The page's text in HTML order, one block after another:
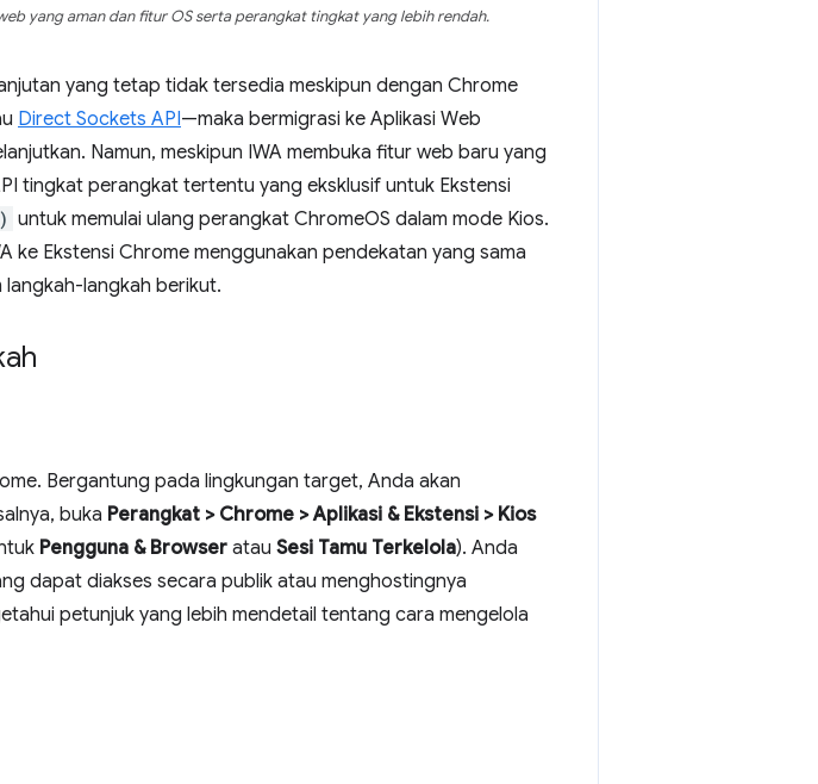
yang aman dan fitur OS serta perangkat tingkat yang lebih rendah.
yang tetap tidak tersedia meskipun dengan Chrome
Direct Sockets API—maka bermigrasi ke Aplikasi Web
Namun, meskipun IWA membuka fitur web baru yang
tingkat perangkat tertentu yang eksklusif untuk Ekstensi
untuk memulai ulang perangkat ChromeOS dalam mode Kios.
ke Ekstensi Chrome menggunakan pendekatan yang sama
langkah-langkah berikut.
Bergantung pada lingkungan target, Anda akan
buka Perangkat > Chrome > Aplikasi & Ekstensi > Kios
Pengguna & Browser atau Sesi Tamu Terkelola). Anda
dapat diakses secara publik atau menghostingnya
petunjuk yang lebih mendetail tentang cara mengelola